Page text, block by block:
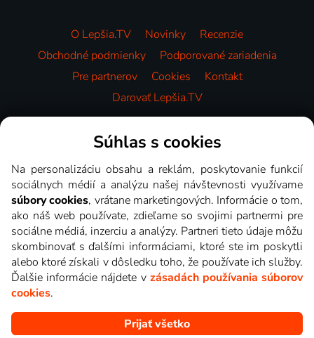
O Lepšia.TV Novinky
Recenzie
Obchodné podmienky
Podporované zariadenia
Pre partnerov
Cookies
Kontakt
Darovať Lepšia.TV
Videotéka
Copyright © goNET s.r.o. Na tomto webe sú zobrazované obrázky
Súhlas s cookies
Na personalizáciu obsahu a reklám, poskytovanie funkcií
sociálnych médií a analýzu našej návštevnosti využívame
súbory cookies, vrátane marketingových. Informácie o tom,
ako náš web používate, zdieľame so svojimi partnermi pre
sociálne médiá, inzerciu a analýzy. Partneri tieto údaje môžu
skombinovať s ďalšími informáciami, ktoré ste im poskytli
alebo ktoré získali v dôsledku toho, že používate ich služby.
Ďalšie informácie nájdete v zásadách používania súborov
cookies.
Prijať všetko